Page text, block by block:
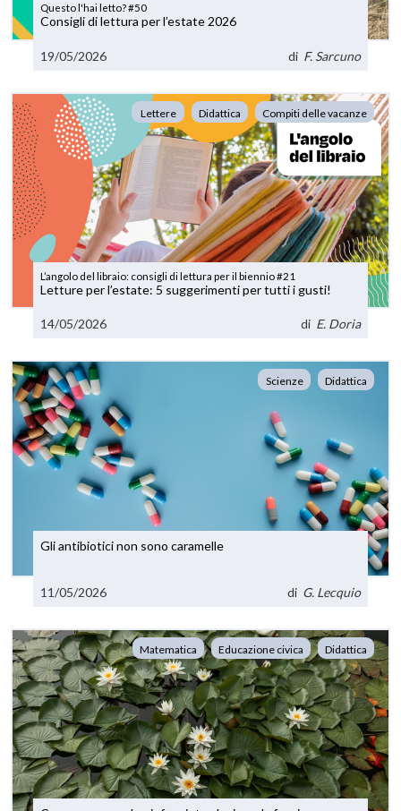
Questo l'hai letto? #50
Consigli di lettura per l’estate 2026
19/05/2026 di F. Sarcuno
Lettere Didattica Compiti delle vacanze
L’angolo del libraio: consigli di lettura per il biennio #21
Letture per l’estate: 5 suggerimenti per tutti i gusti!
14/05/2026 di E. Doria
Scienze Didattica
Gli antibiotici non sono caramelle
11/05/2026 di G. Lecquio
Matematica Educazione civica Didattica